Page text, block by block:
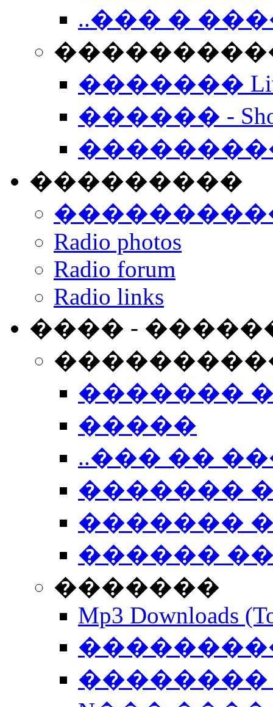
..��� �
����������
�������
������ -
���������
Radio photos
Radio forum
Radio links
���� -
�������
�����
..��� ��
�������
�������
������
�������
Mp3 Downloads
��������